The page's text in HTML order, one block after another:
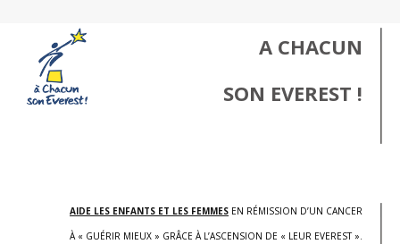
A CHACUN
SON EVEREST !
AIDE LES ENFANTS ET LES FEMMES EN RÉMISSION D’UN CANCER
À « GUÉRIR MIEUX » GRÂCE À L’ASCENSION DE « LEUR EVEREST ».